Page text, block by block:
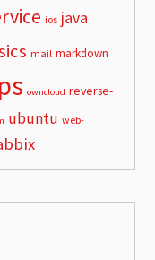
ios java
mail markdown
owncloud reverse-
ubuntu web-